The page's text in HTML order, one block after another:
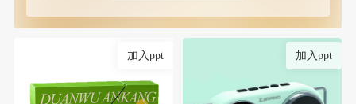
加入ppt 加入ppt